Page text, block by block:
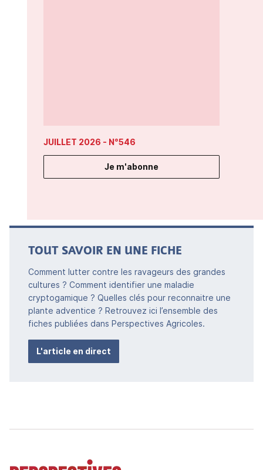
JUILLET 2026 - N°546
Je m'abonne
TOUT SAVOIR EN UNE FICHE
Comment lutter contre les ravageurs des grandes
cultures ? Comment identifier une maladie
cryptogamique ? Quelles clés pour reconnaitre une
plante adventice ? Retrouvez ici l’ensemble des
fiches publiées dans Perspectives Agricoles.
L'article en direct